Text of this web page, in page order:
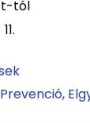
-tól
Prevenció